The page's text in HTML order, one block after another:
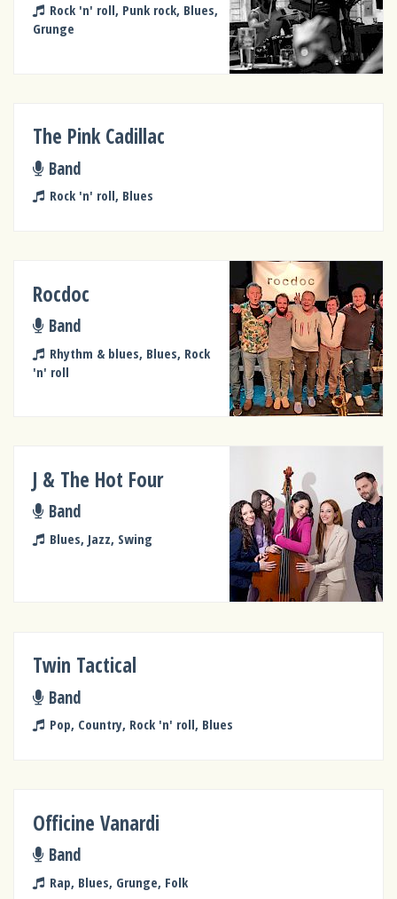
Rock 'n' roll, Punk rock, Blues,
Grunge
The Pink Cadillac
Band
Rock 'n' roll, Blues
Rocdoc
Band
Rhythm & blues, Blues, Rock
'n' roll
J & The Hot Four
Band
Blues, Jazz, Swing
Twin Tactical
Band
Pop, Country, Rock 'n' roll, Blues
Officine Vanardi
Band
Rap, Blues, Grunge, Folk